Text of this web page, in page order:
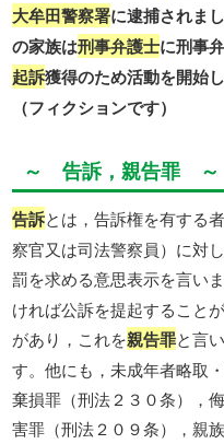
大牟田警察署に逮捕されま
の家族は刑事弁護士に刑事
起訴獲得のため活動を開始し
（フィクションです）
～ 告訴，親告罪 ～
告訴とは，告訴権を有する
察官又は司法警察員）に対
罰を求める意思表示を言い
ければ公訴を提起すること
があり，これを親告罪と言
す。他にも，未成年者略取
棄損罪（刑法２３０条），
害罪（刑法２０９条），親